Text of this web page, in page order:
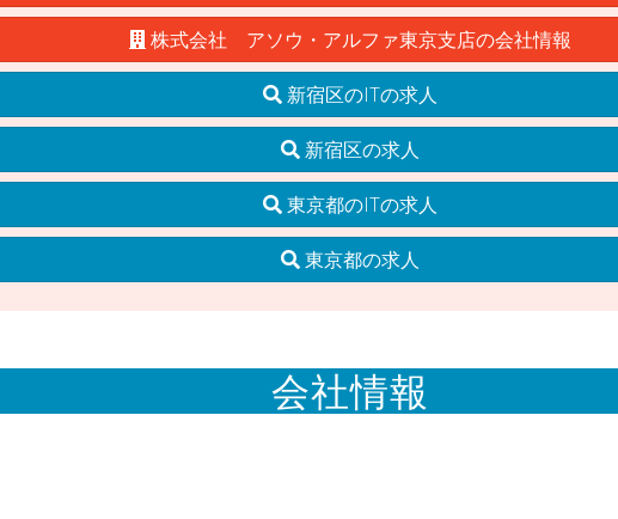
株式会社 アソウ・アルファ東京支店の会社情報
新宿区のITの求人
新宿区の求人
東京都のITの求人
東京都の求人
会社情報